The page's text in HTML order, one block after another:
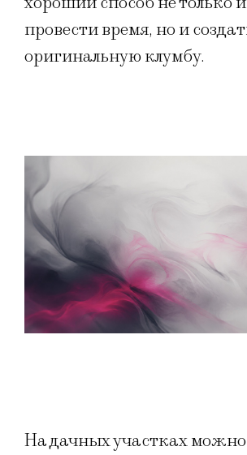
провести время, но и
оригинальную клумбу.
На дачных участках